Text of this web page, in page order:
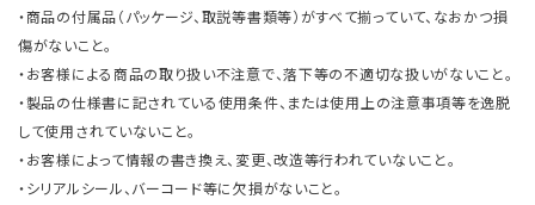
・商品の付属品（パッケージ、取説等書類等）がすべて揃っていて、なおかつ損
傷がないこと。
・お客様による商品の取り扱い不注意で、落下等の不適切な扱いがないこと。
・製品の仕様書に記されている使用条件、または使用上の注意事項等を逸脱
して使用されていないこと。
・お客様によって情報の書き換え、変更、改造等行われていないこと。
・シリアルシール、バーコード等に欠損がないこと。